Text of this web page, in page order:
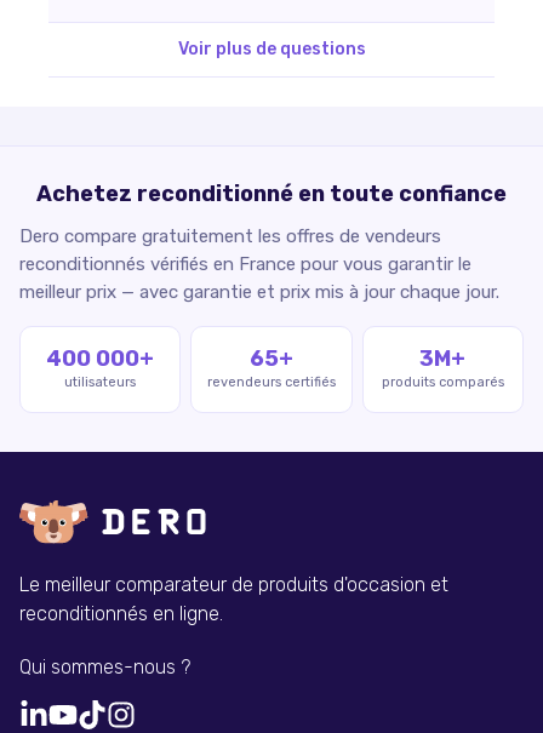
Voir plus de questions
Achetez reconditionné en toute confiance
Dero compare gratuitement les offres de vendeurs
reconditionnés vérifiés en France pour vous garantir le
meilleur prix — avec garantie et prix mis à jour chaque jour.
400 000+
utilisateurs
65+
revendeurs certifiés
3M+
produits comparés
Le meilleur comparateur de produits d'occasion et
reconditionnés en ligne.
Qui sommes-nous ?